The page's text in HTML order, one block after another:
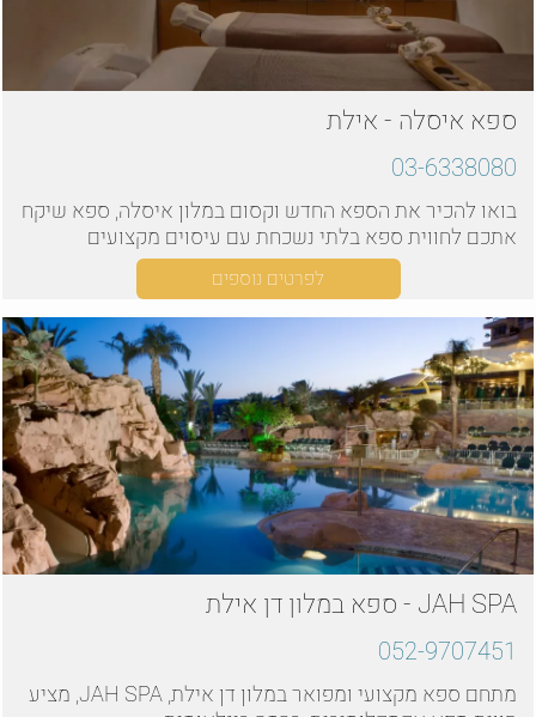
ספא איסלה - אילת
03-6338080
בואו להכיר את הספא החדש וקסום במלון איסלה, ספא שיקח
אתכם לחווית ספא בלתי נשכחת עם עיסוים מקצועים
לפרטים נוספים
JAH SPA - ספא במלון דן אילת
052-9707451
מתחם ספא מקצועי ומפואר במלון דן אילת, JAH SPA, מציע